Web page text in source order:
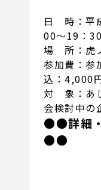
日 時：平
00～19：30
場 所：虎
参加費：参
込：4,000円
対 象：あ
会検討中の
●●詳細
●●